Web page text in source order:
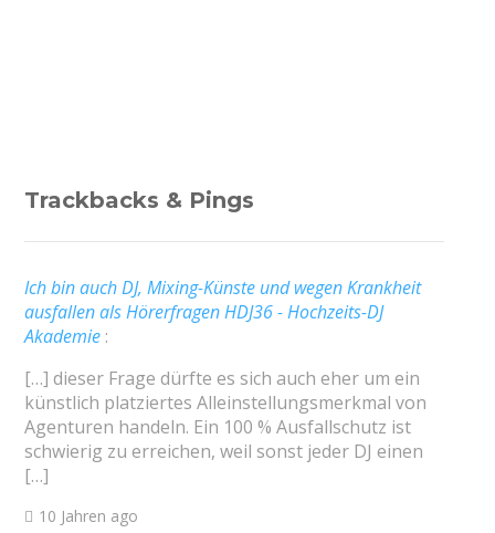
Trackbacks & Pings
Ich bin auch DJ, Mixing-Künste und wegen Krankheit
ausfallen als Hörerfragen HDJ36 - Hochzeits-DJ
Akademie :
[…] dieser Frage dürfte es sich auch eher um ein
künstlich platziertes Alleinstellungsmerkmal von
Agenturen handeln. Ein 100 % Ausfallschutz ist
schwierig zu erreichen, weil sonst jeder DJ einen
[…]
10 Jahren ago